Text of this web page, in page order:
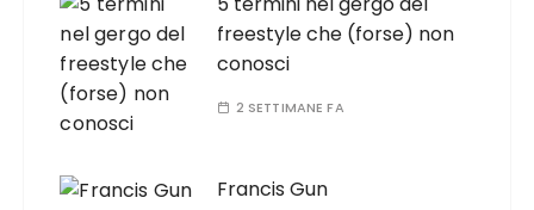
freestyle che (forse) non
conosci
2 SETTIMANE FA
Francis Gun